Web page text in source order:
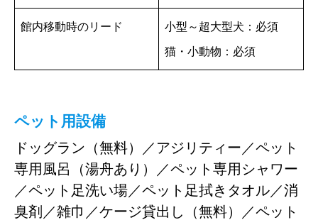
館内移動時のリード 小型～超大型犬：必須
猫・小動物：必須
ペット用設備
ドッグラン（無料）／アジリティー／ペット
専用風呂（湯舟あり）／ペット専用シャワー
／ペット足洗い場／ペット足拭きタオル／消
臭剤／雑巾／ケージ貸出し（無料）／ペット